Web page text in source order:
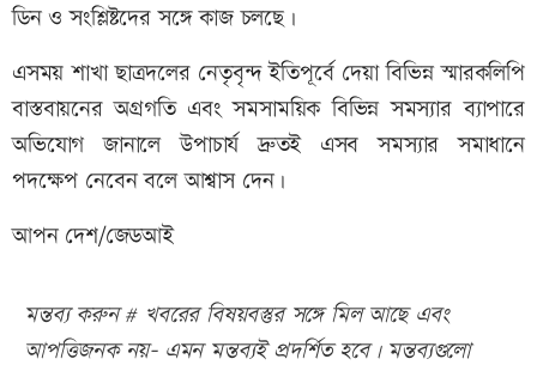
ডিন ও সংশ্লিষ্টদের সঙ্গে কাজ চলছে।
এসময় শাখা ছাত্রদলের নেতৃবৃন্দ ইতিপূর্বে দেয়া বিভিন্ন স্মারকলিপি
বাস্তবায়নের অগ্রগতি এবং সমসাময়িক বিভিন্ন সমস্যার ব্যাপারে
অভিযোগ জানালে উপাচার্য দ্রুতই এসব সমস্যার সমাধানে
পদক্ষেপ নেবেন বলে আশ্বাস দেন।
আপন দেশ/জেডআই
মন্তব্য করুন # খবরের বিষয়বস্তুর সঙ্গে মিল আছে এবং
আপত্তিজনক নয়- এমন মন্তব্যই প্রদর্শিত হবে। মন্তব্যগুলো